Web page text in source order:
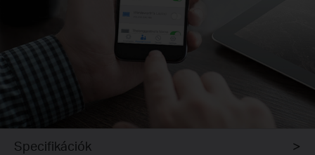
Specifikációk